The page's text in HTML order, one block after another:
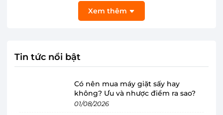
gia đình từ 3 - 5 thành viên
có kiểu lồng giặt ngang - cửa
thẩm mỹ cao và cho độ bền tốt để bạn an tâm
Máy giặt WCV8614XB0STW sở hữu khối lượng
giặt 8 kg, đáp ứng tốt nhu cầu giặt giũ của
Xem thêm
Tin tức nổi bật
Có nên mua máy giặt sấy hay
không? Ưu và nhược điểm ra sao?
01/08/2026